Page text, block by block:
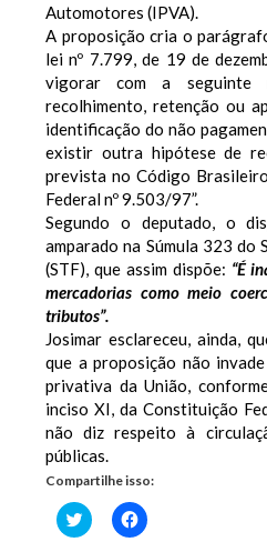
Automotores (IPVA).
A proposição cria o
lei nº 7.799, de 19 de
vigorar com a seguinte
recolhimento, retenção ou
identificação do não
existir outra hipótese de
prevista no Código
Federal nº 9.503/97”.
Segundo o deputado, o
amparado na Súmula 323 do
(STF), que assim dispõe: “É
mercadorias como meio
tributos”.
Josimar esclareceu, ainda,
que a proposição não
privativa da União,
inciso XI, da Constituição
não diz respeito à
públicas.
Compartilhe isso:
Clique
para
Clique
para